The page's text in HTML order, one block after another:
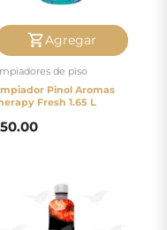
Agregar
de piso
Pinol Aromas
Fresh 1.65 L
50.00